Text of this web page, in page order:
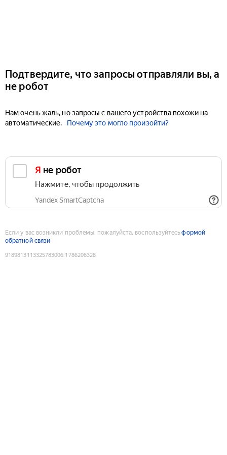
Подтвердите, что запросы отправляли вы, а
не робот
Нам очень жаль, но запросы с вашего устройства похожи на
автоматические.
Почему это могло произойти?
Я не робот
Нажмите, чтобы продолжить
Yandex SmartCaptcha
Если у вас возникли проблемы, пожалуйста, воспользуйтесьформой
обратной связи
9189813113325783006:1786206328